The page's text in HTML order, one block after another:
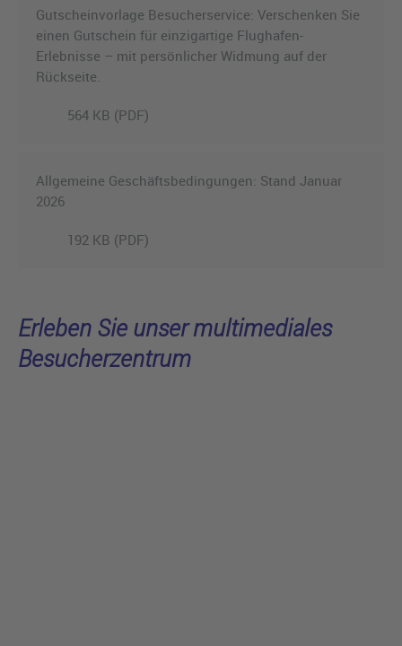
Gutscheinvorlage Besucherservice: Verschenken Sie
einen Gutschein für einzigartige Flughafen-
Erlebnisse – mit persönlicher Widmung auf der
Rückseite.
564 KB (PDF)
Allgemeine Geschäftsbedingungen: Stand Januar
2026
192 KB (PDF)
Erleben Sie unser multimediales
Besucherzentrum